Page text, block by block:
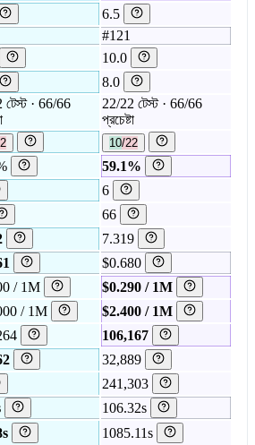
6.5
#121
10.0
8.0
টেস্ট · 66/66
22/22 টেস্ট · 66/66
প্রচেষ্টা
10/22
59.1%
6
66
7.319
$0.680
/ 1M $0.290 / 1M
/ 1M $2.400 / 1M
106,167
32,889
241,303
106.32s
1085.11s